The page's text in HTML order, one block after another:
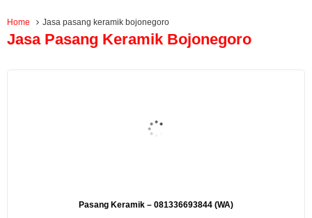
Home Jasa pasang keramik bojonegoro
Jasa Pasang Keramik Bojonegoro
Pasang Keramik – 081336693844 (WA)